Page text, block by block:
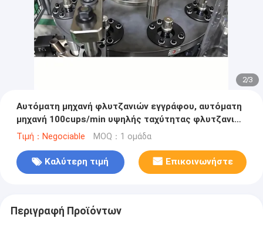
2/3
Αυτόματη μηχανή φλυτζανιών εγγράφου, αυτόματη
μηχανή 100cups/min υψηλής ταχύτητας φλυτζανιών
ποτών εγγράφου κρύα
Τιμή：Negociable MOQ：1 ομάδα
Καλύτερη τιμή Επικοινωνήστε
Περιγραφή Προϊόντων